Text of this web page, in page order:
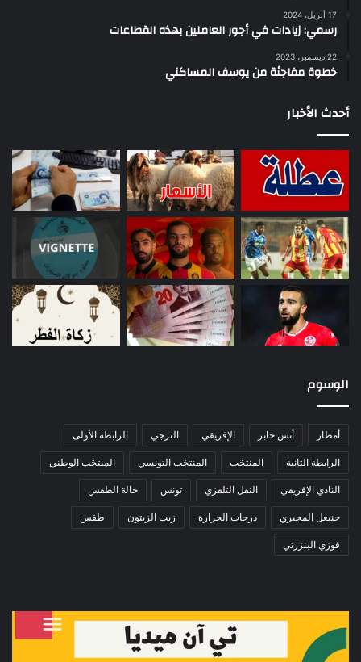
17 أبريل، 2024
رسمي: زيادات في أجور العاملين بهذه القطاعات
22 ديسمبر، 2023
خطوة مفاجئة من يوسف المساكني
أحدث الأخبار
الوسوم
أمطار أنس جابر الإفريقي الترجي الرابطة الأولى
الرابطة الثانية المنتخب المنتخب التونسي المنتخب الوطني
النادي الإفريقي النقل التلفزي تونس حالة الطقس
حنبعل المجبري درجات الحرارة زيت الزيتون طقس
فوزي البنزرتي